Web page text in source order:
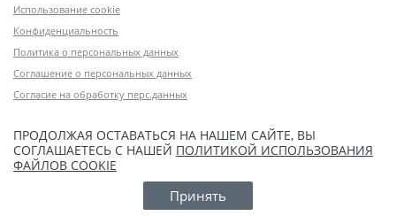
Использование cookie
Конфиденциальность
Политика о персональных данных
Соглашение о персональных данных
Согласие на обработку перс.данных
ПРОДОЛЖАЯ ОСТАВАТЬСЯ НА НАШЕМ САЙТЕ, ВЫ
СОГЛАШАЕТЕСЬ С НАШЕЙ ПОЛИТИКОЙ ИСПОЛЬЗОВАНИЯ
ФАЙЛОВ COOKIE
Принять